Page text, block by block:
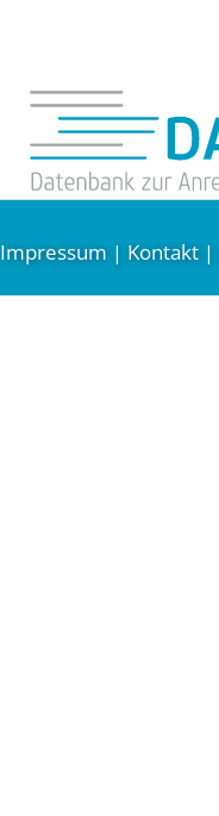
Impressum | Kontakt |